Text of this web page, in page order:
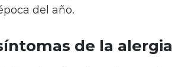
del año.
de la